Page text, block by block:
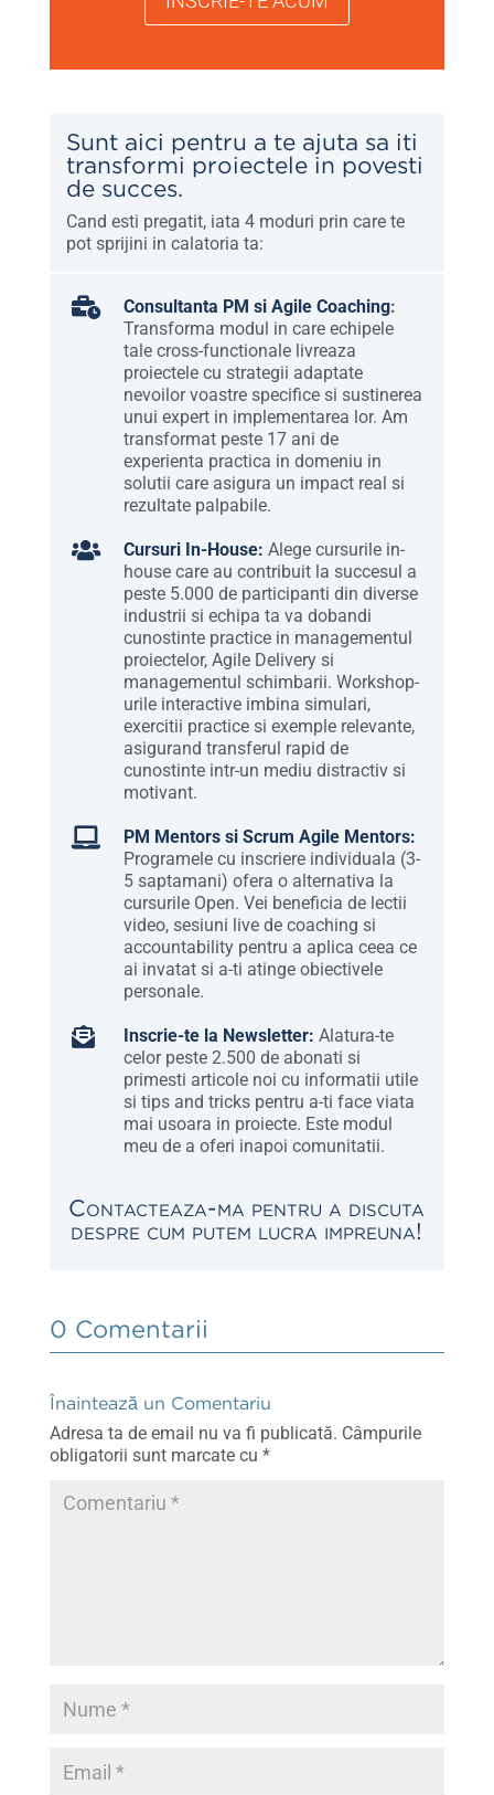
Sunt aici pentru a te ajuta sa iti
transformi proiectele in povesti
de succes.
Cand esti pregatit, iata 4 moduri prin care te
pot sprijini in calatoria ta:
 Consultanta PM si Agile Coaching:
Transforma modul in care echipele
tale cross-functionale livreaza
proiectele cu strategii adaptate
nevoilor voastre specifice si sustinerea
unui expert in implementarea lor. Am
transformat peste 17 ani de
experienta practica in domeniu in
solutii care asigura un impact real si
rezultate palpabile.
 Cursuri In-House: Alege cursurile in-
house care au contribuit la succesul a
peste 5.000 de participanti din diverse
industrii si echipa ta va dobandi
cunostinte practice in managementul
proiectelor, Agile Delivery si
managementul schimbarii. Workshop-
urile interactive imbina simulari,
exercitii practice si exemple relevante,
asigurand transferul rapid de
cunostinte intr-un mediu distractiv si
motivant.

PM Mentors si Scrum Agile Mentors:
Programele cu inscriere individuala (3-
5 saptamani) ofera o alternativa la
cursurile Open. Vei beneficia de lectii
video, sesiuni live de coaching si
accountability pentru a aplica ceea ce
ai invatat si a-ti atinge obiectivele
personale.
 Inscrie-te la Newsletter: Alatura-te
celor peste 2.500 de abonati si
primesti articole noi cu informatii utile
si tips and tricks pentru a-ti face viata
mai usoara in proiecte. Este modul
meu de a oferi inapoi comunitatii.
Contacteaza-ma pentru a discuta
despre cum putem lucra impreuna!
0 Comentarii
Înaintează un Comentariu
Adresa ta de email nu va fi publicată. Câmpurile
obligatorii sunt marcate cu *